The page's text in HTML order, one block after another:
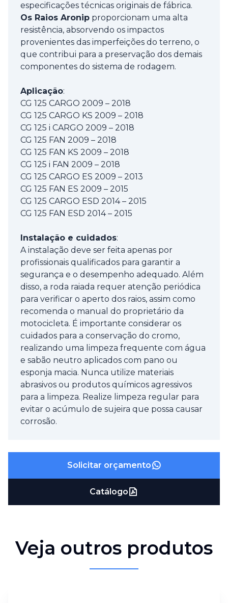
especificações técnicas originais de fábrica.
Os Raios Aronip proporcionam uma alta
resistência, absorvendo os impactos
provenientes das imperfeições do terreno, o
que contribui para a preservação dos demais
componentes do sistema de rodagem.
Aplicação:
CG 125 CARGO 2009 – 2018
CG 125 CARGO KS 2009 – 2018
CG 125 i CARGO 2009 – 2018
CG 125 FAN 2009 – 2018
CG 125 FAN KS 2009 – 2018
CG 125 i FAN 2009 – 2018
CG 125 CARGO ES 2009 – 2013
CG 125 FAN ES 2009 – 2015
CG 125 CARGO ESD 2014 – 2015
CG 125 FAN ESD 2014 – 2015
Instalação e cuidados:
A instalação deve ser feita apenas por
profissionais qualificados para garantir a
segurança e o desempenho adequado. Além
disso, a roda raiada requer atenção periódica
para verificar o aperto dos raios, assim como
recomenda o manual do proprietário da
motocicleta. É importante considerar os
cuidados para a conservação do cromo,
realizando uma limpeza frequente com água
e sabão neutro aplicados com pano ou
esponja macia. Nunca utilize materiais
abrasivos ou produtos químicos agressivos
para a limpeza. Realize limpeza regular para
evitar o acúmulo de sujeira que possa causar
corrosão.
Solicitar orçamento
Catálogo
Veja outros produtos